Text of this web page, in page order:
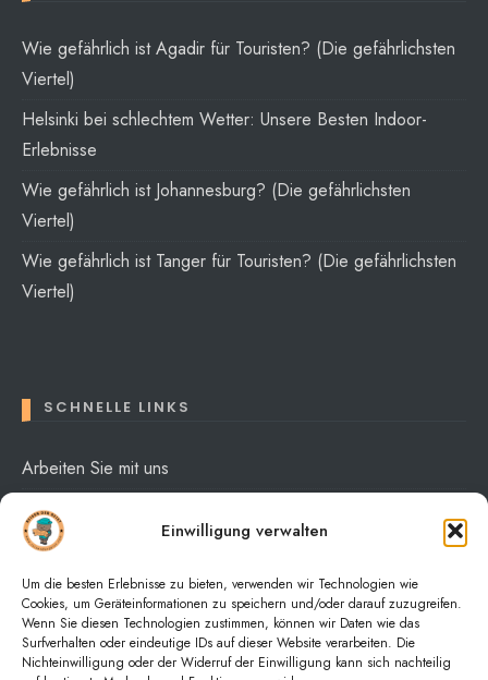
Einwilligung verwalten
Um die besten Erlebnisse zu bieten, verwenden wir Technologien wie
Cookies, um Geräteinformationen zu speichern und/oder darauf zuzugreifen.
Wenn Sie diesen Technologien zustimmen, können wir Daten wie das
Surfverhalten oder eindeutige IDs auf dieser Website verarbeiten. Die
Nichteinwilligung oder der Widerruf der Einwilligung kann sich nachteilig
Wie gefährlich ist Agadir für Touristen? (Die gefährlichsten
Viertel)
Helsinki bei schlechtem Wetter: Unsere Besten Indoor-
Erlebnisse
Wie gefährlich ist Johannesburg? (Die gefährlichsten
Viertel)
Wie gefährlich ist Tanger für Touristen? (Die gefährlichsten
Viertel)
SCHNELLE LINKS
Arbeiten Sie mit uns
Über mich
Datenschutzerklärung